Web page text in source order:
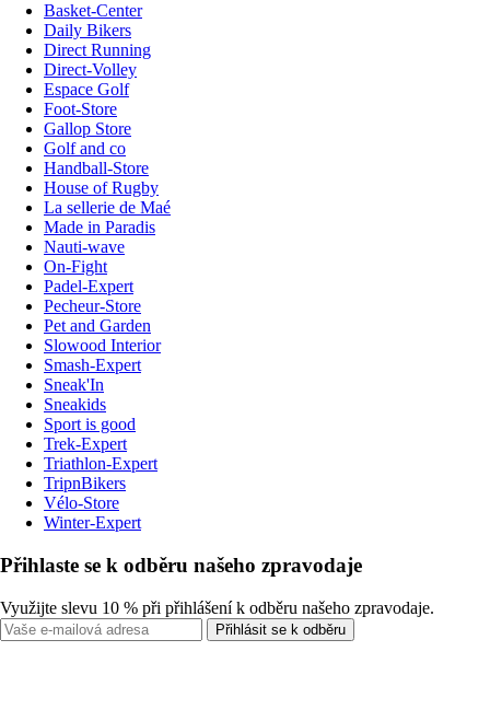
Basket-Center
Daily Bikers
Direct Running
Direct-Volley
Espace Golf
Foot-Store
Gallop Store
Golf and co
Handball-Store
House of Rugby
La sellerie de Maé
Made in Paradis
Nauti-wave
On-Fight
Padel-Expert
Pecheur-Store
Pet and Garden
Slowood Interior
Smash-Expert
Sneak'In
Sneakids
Sport is good
Trek-Expert
Triathlon-Expert
TripnBikers
Vélo-Store
Winter-Expert
Přihlaste se k odběru našeho zpravodaje
Využijte slevu 10 % při přihlášení k odběru našeho zpravodaje.
Přihlásit se k odběru